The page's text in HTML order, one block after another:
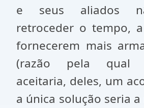
e seus aliados
retroceder o tempo,
fornecerem mais
(razão pela qual
aceitaria, deles, um
a única solução seria